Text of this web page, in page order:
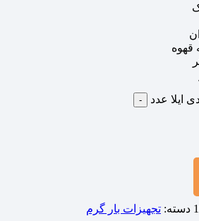
قهوه
ایلا عدد -
دسته: تجهیزات بار گرم